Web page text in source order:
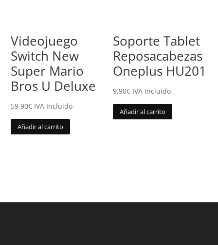
Videojuego
Switch New
Super Mario
Bros U Deluxe
59,90€ IVA Incluido
Añadir al carrito
Soporte Tablet
Reposacabezas
Oneplus HU201
9,90€ IVA Incluido
Añadir al carrito